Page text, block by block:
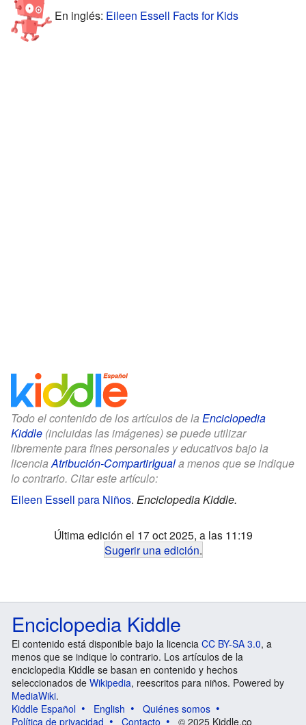
En inglés: Eileen Essell Facts for Kids
Todo el contenido de los artículos de la Enciclopedia
Kiddle (incluidas las imágenes) se puede utilizar
libremente para fines personales y educativos bajo la
licenciaAtribución-CompartirIguala menos que se indique
lo contrario. Citar este artículo:
Eileen Essell para Niños. Enciclopedia Kiddle.
Última edición el 17 oct 2025, a las 11:19
Sugerir una edición.
Enciclopedia Kiddle
El contenido está disponible bajo la licencia CC BY-SA 3.0, a
menos que se indique lo contrario. Los artículos de la
enciclopedia Kiddle se basan en contenido y hechos
seleccionados de Wikipedia, reescritos para niños. Powered by
MediaWiki.
Kiddle Español
English
Quiénes somos
Política de privacidad
Contacto © 2025 Kiddle.co